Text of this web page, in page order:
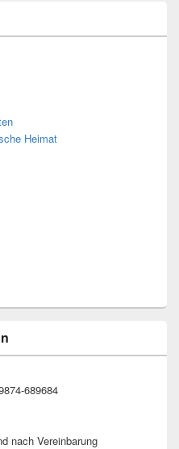
Heimat
689684
nach Vereinbarung